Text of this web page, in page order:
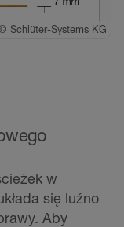
w
się luźno
Aby
Schlüter-Systems KG